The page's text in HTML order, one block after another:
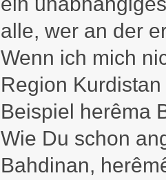
alle, wer an der
Wenn ich mich
Region
Beispiel herêma
Wie Du schon
Bahdinan,